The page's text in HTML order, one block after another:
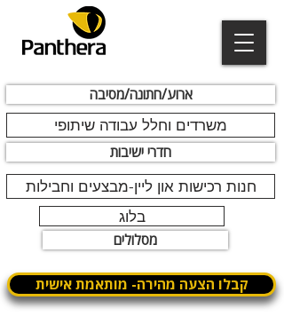
חדרי ישיבות
ארוע/חתונה/מסיבה
משרדים וחלל עבודה שיתופי
חנות רכישות און ליין-מבצעים וחבילות
בלוג
מסלולים
קבלו הצעה מהירה- מותאמת אישית